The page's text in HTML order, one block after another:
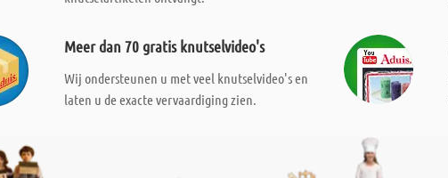
Meer dan 70 gratis knutselvideo's
Wij ondersteunen u met veel knutselvideo's en
laten u de exacte vervaardiging zien.